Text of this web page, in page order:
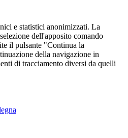
e statistici anonimizzati. La
dell'apposito comando
il pulsante "Continua la
della navigazione in
di tracciamento diversi da quelli